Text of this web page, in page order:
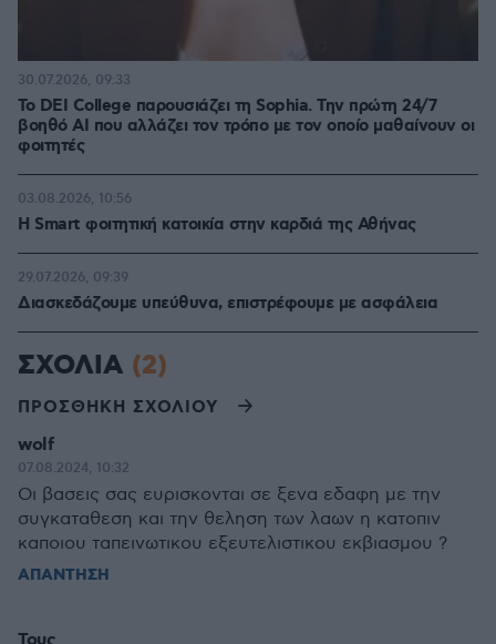
Το DEI College παρουσιάζει τη Sophia. Την πρώτη 24/7
βοηθό AI που αλλάζει τον τρόπο με τον οποίο μαθαίνουν οι
φοιτητές
30.07.2026, 09:33
Η Smart φοιτητική κατοικία στην καρδιά της Αθήνας
03.08.2026, 10:56
Διασκεδάζουμε υπεύθυνα, επιστρέφουμε με ασφάλεια
29.07.2026, 09:39
ΣΧΟΛΙΑ (2)
ΠΡΟΣΘΗΚΗ ΣΧΟΛΙΟΥ
wolf
07.08.2024, 10:32
Οι βασεις σας ευρισκονται σε ξενα εδαφη με την
συγκαταθεση και την θεληση των λαων η κατοπιν
καποιου ταπεινωτικου εξευτελιστικου εκβιασμου ?
ΑΠΑΝΤΗΣΗ